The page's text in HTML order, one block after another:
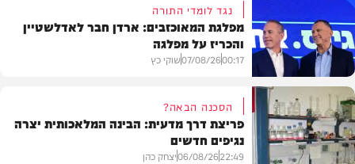
פוליטי
נגד לומדי התורה
מפלגת המאוכזבים: ארדן חבר לאדלשטיין
והכריז על מפלגה
00:17
07/08/26שוקי כץ
הסכנה הבאה?
פריצת דרך מדעית: הבינה המלאכותית יצרה
נגיפים חדשים
22:49
06/08/26יצחק כהן